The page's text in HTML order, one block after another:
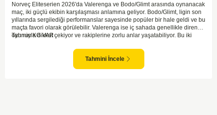
Norveç Eliteserien 2026'da Valerenga ve Bodo/Glimt arasında oynanacak
maç, iki güçlü ekibin karşılaşması anlamına geliyor. Bodo/Glimt, ligin son
yıllarında sergilediği performanslar sayesinde popüler bir hale geldi ve bu
maçta favori olarak görülebilir. Valerenga ise iç sahada genellikle dirençli
oyunuyla dikkat çekiyor ve rakiplerine zorlu anlar yaşatabiliyor. Bu iki
karşılaşmalara tanık olabiliyoruz. Taraftar desteğini arkasına alarak
sahasında etkili performans sergileyen Valerenga, Bodo/Glimt karşısında
gol bulmakta zorlanmayabilir. Aynı şekilde, Bodo/Glimt'in de hücum gücü
Tahmin KG VAR
Tahmini İncele